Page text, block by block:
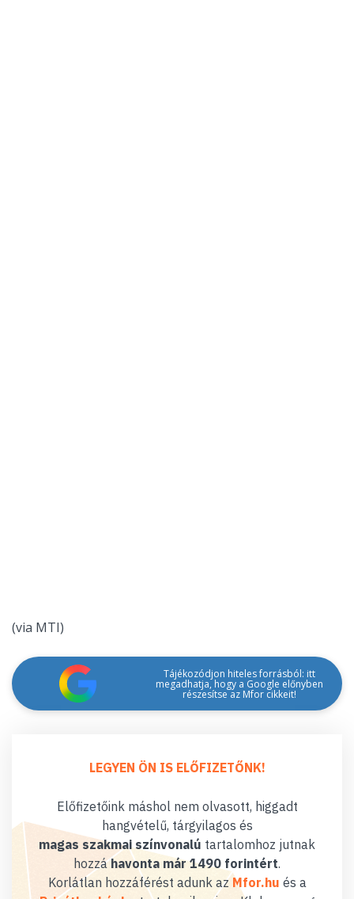
(via MTI)
Tájékozódjon hiteles forrásból: itt
megadhatja, hogy a Google előnyben
részesítse az Mfor cikkeit!
LEGYEN ÖN IS ELŐFIZETŐNK!
Előfizetőink máshol nem olvasott, higgadt
hangvételű, tárgyilagos és
magas szakmai színvonalú tartalomhoz jutnak
hozzáhavonta már 1490 forintért.
Korlátlan hozzáférést adunk az Mfor.hu és a